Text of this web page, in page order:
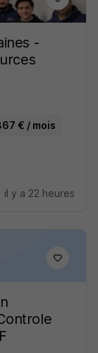
-
€ / mois
il y a 22 heures